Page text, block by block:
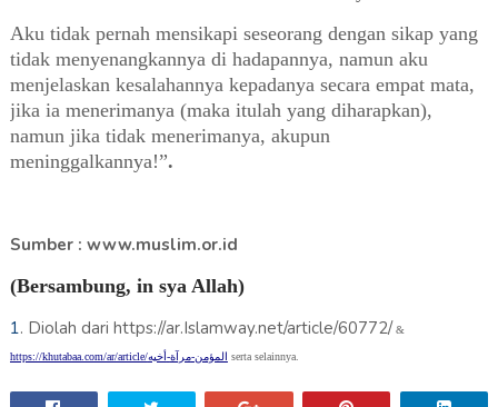
Aku tidak pernah mensikapi seseorang dengan sikap yang
tidak menyenangkannya di hadapannya, namun aku
menjelaskan kesalahannya kepadanya secara empat mata,
jika ia menerimanya (maka itulah yang diharapkan),
namun jika tidak menerimanya, akupun
meninggalkannya!”.
Sumber : www.muslim.or.id
(Bersambung, in sya Allah)
1. Diolah dari https://ar.Islamway.net/article/60772/&
https://khutabaa.com/ar/article/ المؤمن-مرآة-أخيه serta selainnya.